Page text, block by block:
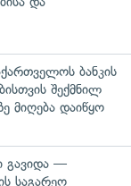
ბანკის
შექმნილ
მიღება დაიწყო
გავიდა —
საგარეო